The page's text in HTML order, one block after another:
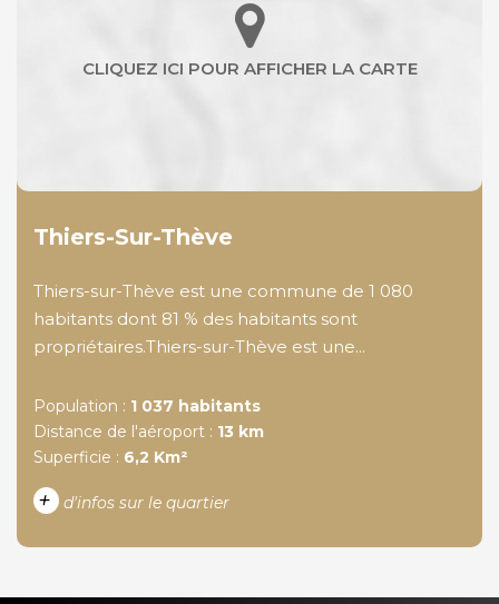
Thiers-Sur-Thève
Thiers-sur-Thève est une commune de 1 080
habitants dont 81 % des habitants sont
propriétaires.Thiers-sur-Thève est une...
Population : 1 037 habitants
Distance de l'aéroport : 13 km
Superficie : 6,2 Km²
+ d'infos sur le quartier